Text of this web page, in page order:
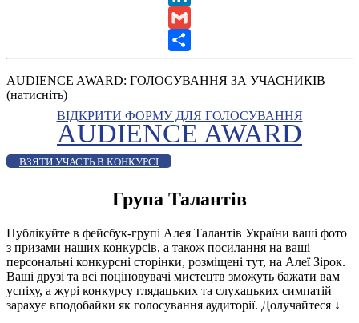
LinkedIn
Gmail
Share
AUDIENCE AWARD: ГОЛОСУВАННЯ ЗА УЧАСНИКІВ
(натисніть)
ВІДКРИТИ ФОРМУ ДЛЯ ГОЛОСУВАННЯ
AUDIENCE AWARD
ВЗЯТИ УЧАСТЬ В КОНКУРСІ
Група Талантів
Публікуйте в фейсбук-групі Алея Талантів України ваші фото
з призами наших конкурсів, а також посилання на ваші
персональні конкурсні сторінки, розміщені тут, на Алеї Зірок.
Ваші друзі та всі поціновувачі мистецтв зможуть бажати вам
успіху, а журі конкурсу глядацьких та слухацьких симпатій
зарахує вподобайки як голосування аудиторії. Долучайтеся ↓